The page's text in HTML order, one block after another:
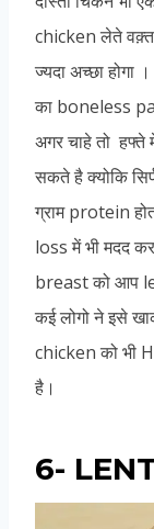
chicken लेते
ज्यदा अच्छा
का boneless
अगर चाहे तो
सकते है क्योकि
ग्राम protein
loss में भी मदद
breast को आप
कई लोगो ने इसे
chicken को भी
है।
6-